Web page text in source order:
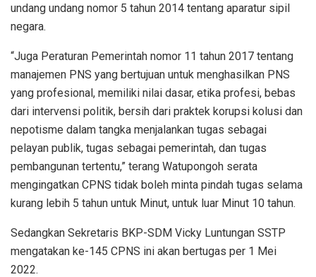
undang undang nomor 5 tahun 2014 tentang aparatur sipil
negara.
“Juga Peraturan Pemerintah nomor 11 tahun 2017 tentang
manajemen PNS yang bertujuan untuk menghasilkan PNS
yang profesional, memiliki nilai dasar, etika profesi, bebas
dari intervensi politik, bersih dari praktek korupsi kolusi dan
nepotisme dalam tangka menjalankan tugas sebagai
pelayan publik, tugas sebagai pemerintah, dan tugas
pembangunan tertentu,” terang Watupongoh serata
mengingatkan CPNS tidak boleh minta pindah tugas selama
kurang lebih 5 tahun untuk Minut, untuk luar Minut 10 tahun.
Sedangkan Sekretaris BKP-SDM Vicky Luntungan SSTP
mengatakan ke-145 CPNS ini akan bertugas per 1 Mei
2022.